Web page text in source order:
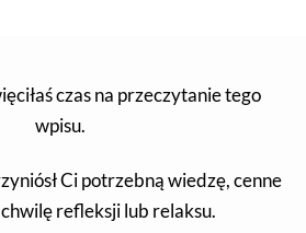
czas na przeczytanie tego
wpisu.
Ci potrzebną wiedzę, cenne
refleksji lub relaksu.